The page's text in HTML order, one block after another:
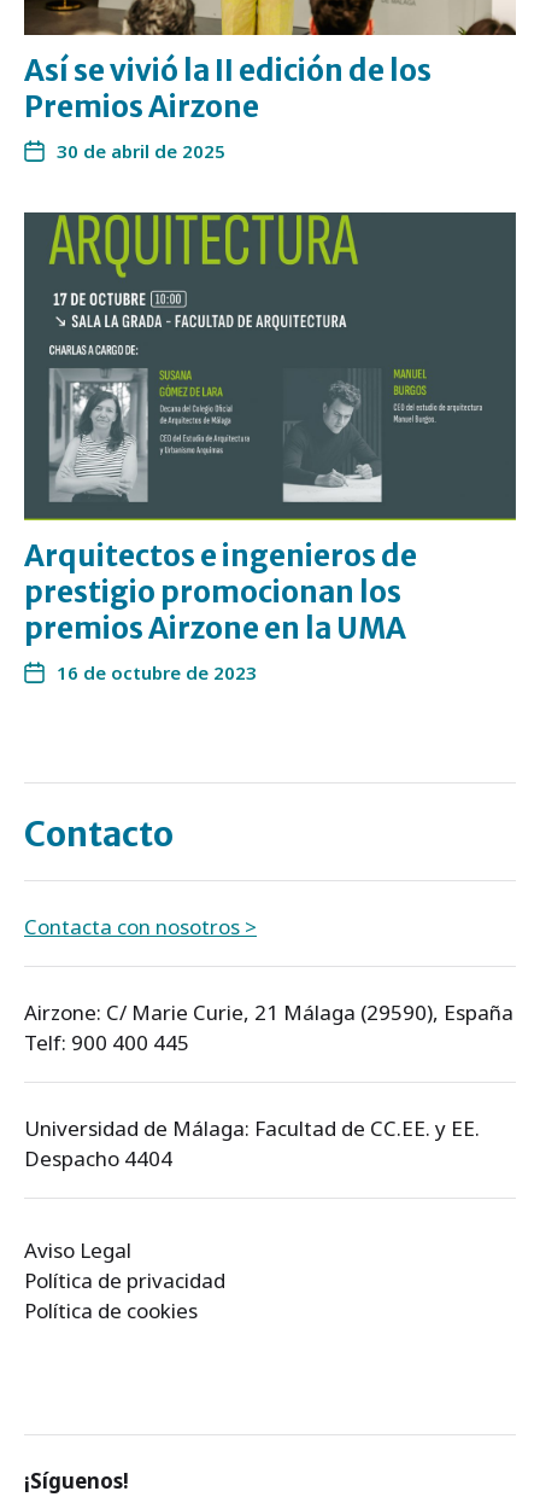
Así se vivió la II edición de los
Premios Airzone
30 de abril de 2025
Arquitectos e ingenieros de
prestigio promocionan los
premios Airzone en la UMA
16 de octubre de 2023
Contacto
Contacta con nosotros >
Airzone: C/ Marie Curie, 21 Málaga (29590), España
Telf: 900 400 445
Universidad de Málaga: Facultad de CC.EE. y EE.
Despacho 4404
Aviso Legal
Política de privacidad
Política de cookies
¡Síguenos!